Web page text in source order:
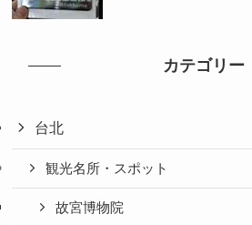
カテゴリー
台北
観光名所・スポット
故宮博物院